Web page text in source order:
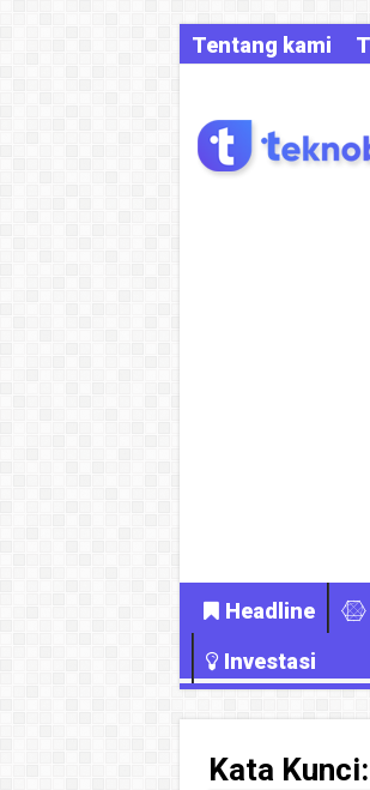
Tentang kami
Headline
Investasi
Kata Kunci: